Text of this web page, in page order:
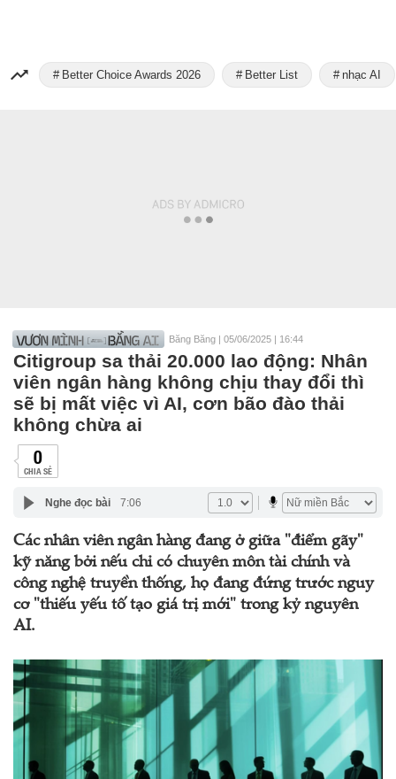
Better Choice Awards 2026 Better List nhạc AI
Băng Băng | 05/06/2025 | 16:44
Citigroup sa thải 20.000 lao động: Nhân
viên ngân hàng không chịu thay đổi thì
sẽ bị mất việc vì AI, cơn bão đào thải
không chừa ai
0
CHIA SẺ
Nghe đọc bài 7:06
Các nhân viên ngân hàng đang ở giữa "điểm gãy"
kỹ năng bởi nếu chỉ có chuyên môn tài chính và
công nghệ truyền thống, họ đang đứng trước nguy
cơ "thiếu yếu tố tạo giá trị mới" trong kỷ nguyên
AI.